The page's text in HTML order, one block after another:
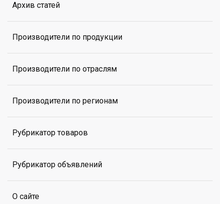
Архив статей
Производители по продукции
Производители по отраслям
Производители по регионам
Рубрикатор товаров
Рубрикатор объявлений
О сайте